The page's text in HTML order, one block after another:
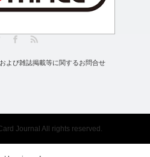
よび雑誌掲載等に関するお問合せ
Journal All rights reserved.